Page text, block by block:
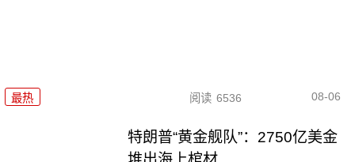
最热 阅读 6536 08-06
特朗普“黄金舰队”：2750亿美金